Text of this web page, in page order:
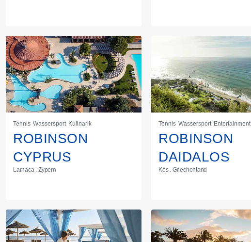
Tennis Wassersport Kulinarik
ROBINSON
CYPRUS
Larnaca . Zypern
Tennis Wassersport Entertainment
ROBINSON
DAIDALOS
Kos . Griechenland